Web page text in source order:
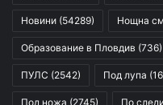
Новини (54289) Нощна
Образование в Пловдив (736)
ПУЛС (2542) Под лупа
Под ножа (2745) По